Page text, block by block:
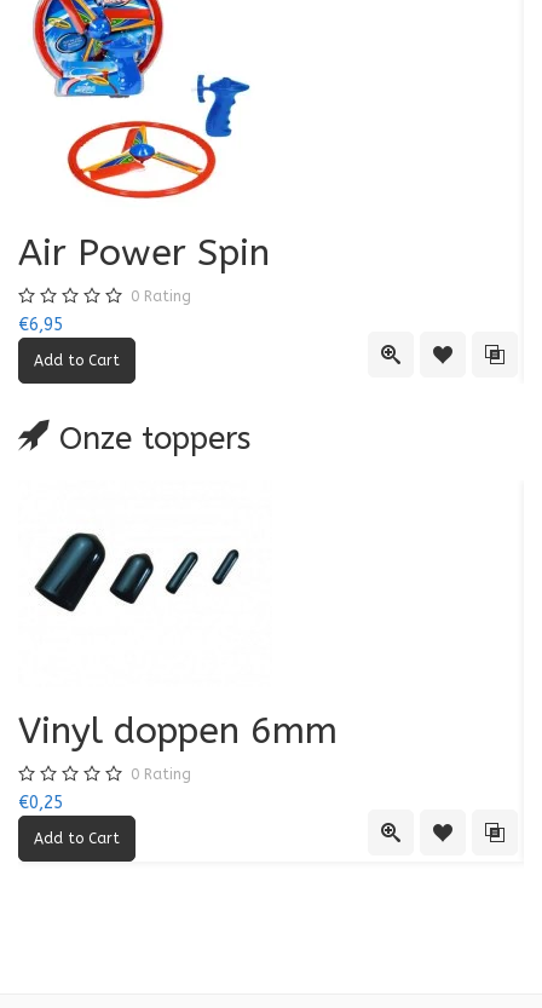
Quick ViewAdd to Add
Air Power Spin
0 Rating
€6,95
Onze toppers
Quick ViewAdd to Add
Vinyl doppen 6mm
0 Rating
€0,25